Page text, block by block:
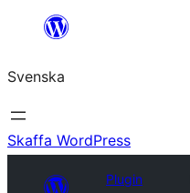
Hoppa
innehåll
Svenska
Skaffa WordPress
Plugin